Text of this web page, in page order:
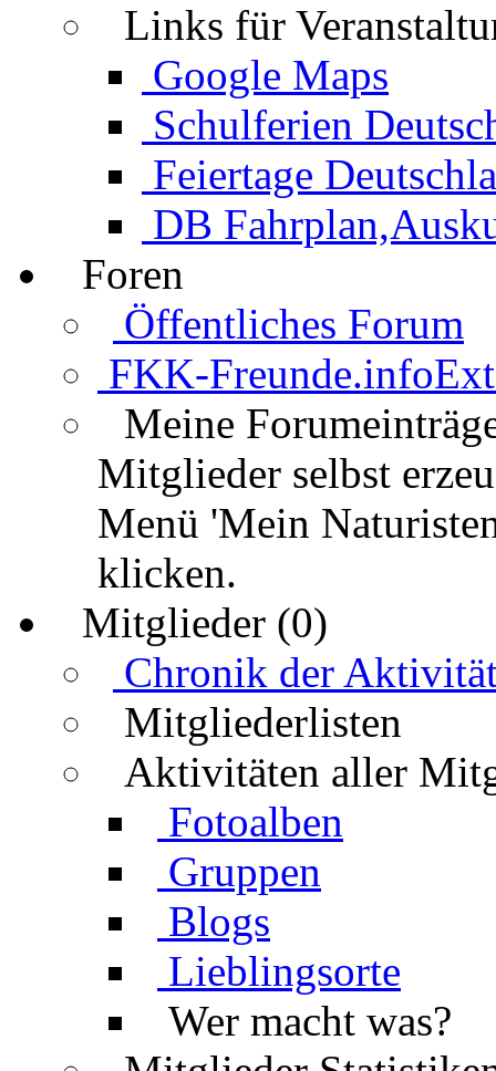
Links für
Google Maps
Schulferien
Feiertage
DB
Foren
Öffentliches Forum
FKK-Freunde.info
Meine
Mitglieder selbst
Menü 'Mein
klicken.
Mitglieder (0)
Chronik der
Mitgliederlisten
Aktivitäten aller
Fotoalben
Gruppen
Blogs
Lieblingsorte
Wer macht was?